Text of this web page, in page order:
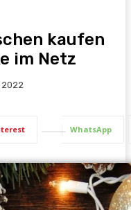
kaufen
im Netz
2022
WhatsApp